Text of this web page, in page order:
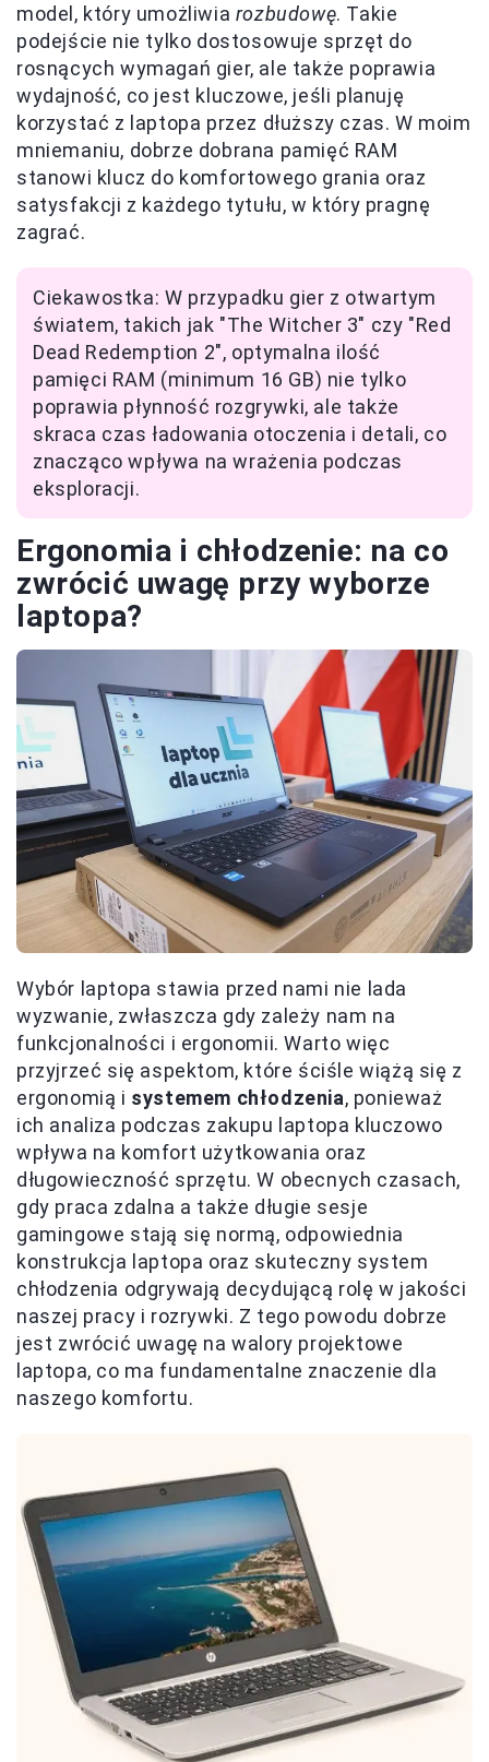
model, który umożliwia rozbudowę. Takie
podejście nie tylko dostosowuje sprzęt do
rosnących wymagań gier, ale także poprawia
wydajność, co jest kluczowe, jeśli planuję
korzystać z laptopa przez dłuższy czas. W moim
mniemaniu, dobrze dobrana pamięć RAM
stanowi klucz do komfortowego grania oraz
satysfakcji z każdego tytułu, w który pragnę
zagrać.
Ciekawostka: W przypadku gier z otwartym
światem, takich jak "The Witcher 3" czy "Red
Dead Redemption 2", optymalna ilość
pamięci RAM (minimum 16 GB) nie tylko
poprawia płynność rozgrywki, ale także
skraca czas ładowania otoczenia i detali, co
znacząco wpływa na wrażenia podczas
eksploracji.
Ergonomia i chłodzenie: na co
zwrócić uwagę przy wyborze
laptopa?
Wybór laptopa stawia przed nami nie lada
wyzwanie, zwłaszcza gdy zależy nam na
funkcjonalności i ergonomii. Warto więc
przyjrzeć się aspektom, które ściśle wiążą się z
ergonomią i systemem chłodzenia, ponieważ
ich analiza podczas zakupu laptopa kluczowo
wpływa na komfort użytkowania oraz
długowieczność sprzętu. W obecnych czasach,
gdy praca zdalna a także długie sesje
gamingowe stają się normą, odpowiednia
konstrukcja laptopa oraz skuteczny system
chłodzenia odgrywają decydującą rolę w jakości
naszej pracy i rozrywki. Z tego powodu dobrze
jest zwrócić uwagę na walory projektowe
laptopa, co ma fundamentalne znaczenie dla
naszego komfortu.